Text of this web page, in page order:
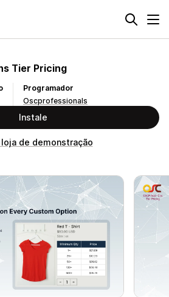
Tier Pricing
Programador
Oscprofessionals
Instale
loja de demonstração